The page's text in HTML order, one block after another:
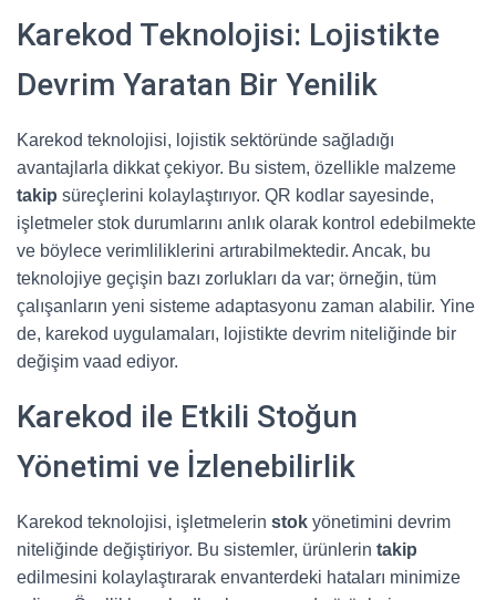
Karekod Teknolojisi: Lojistikte
Devrim Yaratan Bir Yenilik
Karekod teknolojisi, lojistik sektöründe sağladığı
avantajlarla dikkat çekiyor. Bu sistem, özellikle malzeme
takip süreçlerini kolaylaştırıyor. QR kodlar sayesinde,
işletmeler stok durumlarını anlık olarak kontrol edebilmekte
ve böylece verimliliklerini artırabilmektedir. Ancak, bu
teknolojiye geçişin bazı zorlukları da var; örneğin, tüm
çalışanların yeni sisteme adaptasyonu zaman alabilir. Yine
de, karekod uygulamaları, lojistikte devrim niteliğinde bir
değişim vaad ediyor.
Karekod ile Etkili Stoğun
Yönetimi ve İzlenebilirlik
Karekod teknolojisi, işletmelerin stok yönetimini devrim
niteliğinde değiştiriyor. Bu sistemler, ürünlerin takip
edilmesini kolaylaştırarak envanterdeki hataları minimize